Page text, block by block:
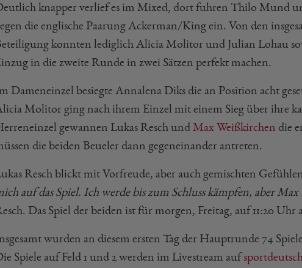
knapper verlief es im Mixed, dort fuhren Thilo Mund
die englische Paarung Ackerman/King ein. Von den
konnten lediglich Alicia Molitor und Julian Lohau
in die zweite Runde in zwei Sätzen perfekt machen.
Dameneinzel besiegte Annalena Diks die an Position acht
Molitor ging nach ihrem Einzel mit einem Sieg über ihre
gewannen Lukas Resch und Max Weißkirchen die
die beiden Beueler dann gegeneinander antreten.
Resch blickt mit Vorfreude, aber auch gemischten
auf das Spiel. Ich werde bis zum Schluss kämpfen, aber
Das Spiel der beiden ist für morgen, Freitag, auf 11:20 Uhr
wurden an diesem ersten Tag der Hauptrunde 74
Spiele auf Feld 1 und 2 werden im Livestream auf